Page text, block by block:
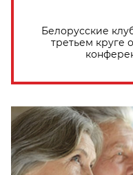
Белорусские
третьем круге